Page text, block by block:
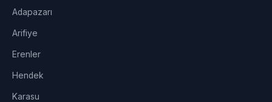
Adapazarı
Arifiye
Erenler
Hendek
Karasu